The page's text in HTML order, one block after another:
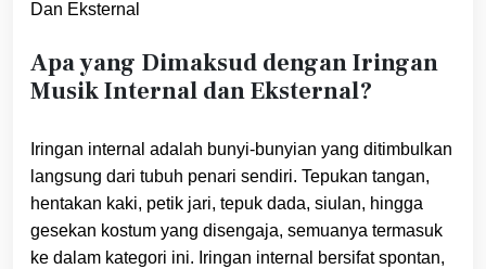
Dan Eksternal
Apa yang Dimaksud dengan Iringan
Musik Internal dan Eksternal?
Iringan internal adalah bunyi-bunyian yang ditimbulkan
langsung dari tubuh penari sendiri. Tepukan tangan,
hentakan kaki, petik jari, tepuk dada, siulan, hingga
gesekan kostum yang disengaja, semuanya termasuk
ke dalam kategori ini. Iringan internal bersifat spontan,